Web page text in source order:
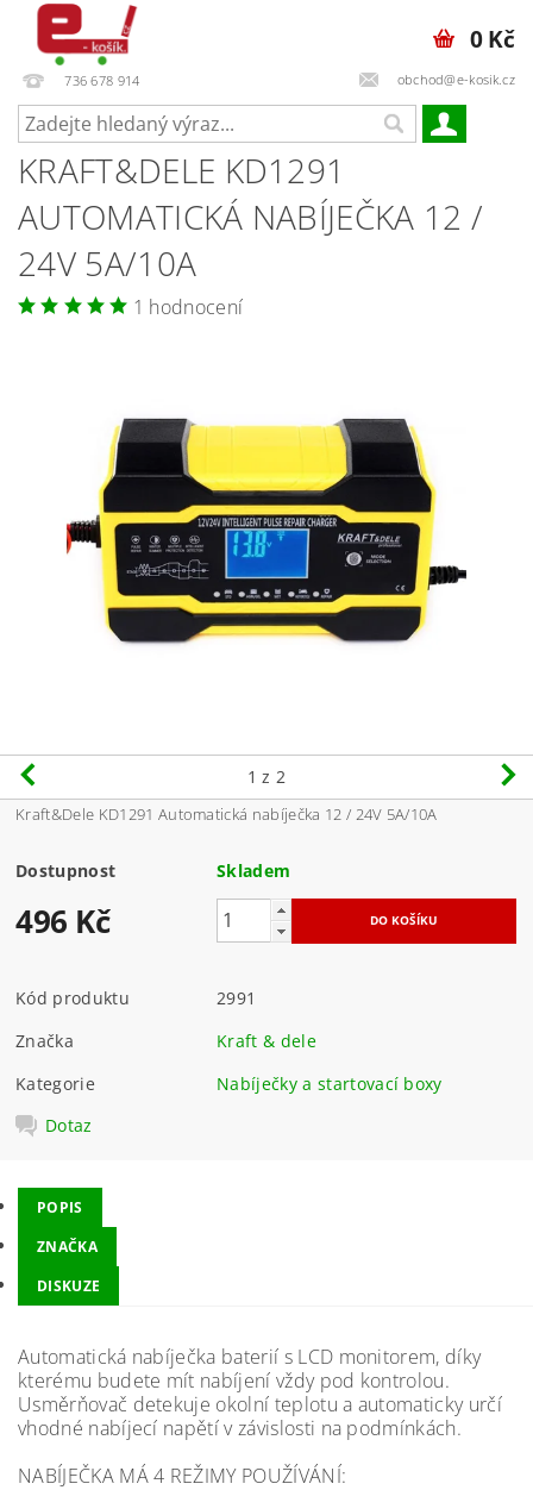
736 678 914 obchod@e-kosik.cz
0 Kč
KRAFT&DELE KD1291
AUTOMATICKÁ NABÍJEČKA 12 /
24V 5A/10A
1 hodnocení
1 z 2
Kraft&Dele KD1291 Automatická nabíječka 12 / 24V 5A/10A
Dostupnost Skladem
496 Kč
Kód produktu
2991
Značka
Kraft & dele
Kategorie
Nabíječky a startovací boxy
Dotaz
POPIS
ZNAČKA
DISKUZE
Automatická nabíječka baterií s LCD monitorem, díky
kterému budete mít nabíjení vždy pod kontrolou.
Usměrňovač detekuje okolní teplotu a automaticky určí
vhodné nabíjecí napětí v závislosti na podmínkách.
NABÍJEČKA MÁ 4 REŽIMY POUŽÍVÁNÍ: